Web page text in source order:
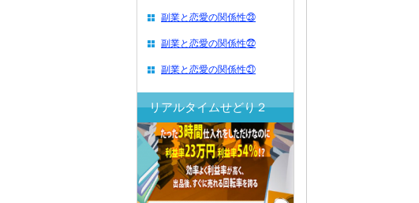
副業と恋愛の関係性㉓
副業と恋愛の関係性㉒
副業と恋愛の関係性㉑
リアルタイムせどり２